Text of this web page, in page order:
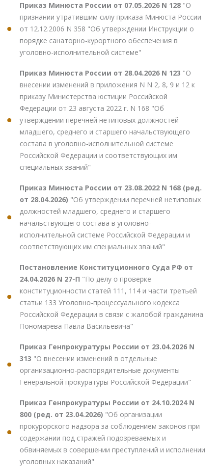
Приказ Минюста России от 07.05.2026 N 128 "О
признании утратившим силу приказа Минюста России
от 12.12.2006 N 358 "Об утверждении Инструкции о
порядке санаторно-курортного обеспечения в
уголовно-исполнительной системе"
Приказ Минюста России от 28.04.2026 N 123 "О
внесении изменений в приложения N N 2, 8, 9 и 12 к
приказу Министерства юстиции Российской
Федерации от 23 августа 2022 г. N 168 "Об
утверждении перечней нетиповых должностей
младшего, среднего и старшего начальствующего
состава в уголовно-исполнительной системе
Российской Федерации и соответствующих им
специальных званий"
Приказ Минюста России от 23.08.2022 N 168 (ред.
от 28.04.2026) "Об утверждении перечней нетиповых
должностей младшего, среднего и старшего
начальствующего состава в уголовно-
исполнительной системе Российской Федерации и
соответствующих им специальных званий"
Постановление Конституционного Суда РФ от
24.04.2026 N 27-П "По делу о проверке
конституционности статей 111, 114 и части третьей
статьи 133 Уголовно-процессуального кодекса
Российской Федерации в связи с жалобой гражданина
Пономарева Павла Васильевича"
Приказ Генпрокуратуры России от 23.04.2026 N
313 "О внесении изменений в отдельные
организационно-распорядительные документы
Генеральной прокуратуры Российской Федерации"
Приказ Генпрокуратуры России от 24.10.2024 N
800 (ред. от 23.04.2026) "Об организации
прокурорского надзора за соблюдением законов при
содержании под стражей подозреваемых и
обвиняемых в совершении преступлений и исполнении
уголовных наказаний"